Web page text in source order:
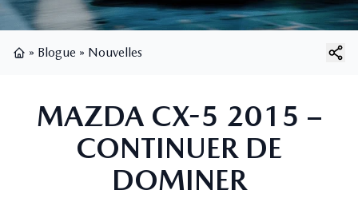
» Blogue » Nouvelles
MAZDA CX-5 2015 –
CONTINUER DE
DOMINER